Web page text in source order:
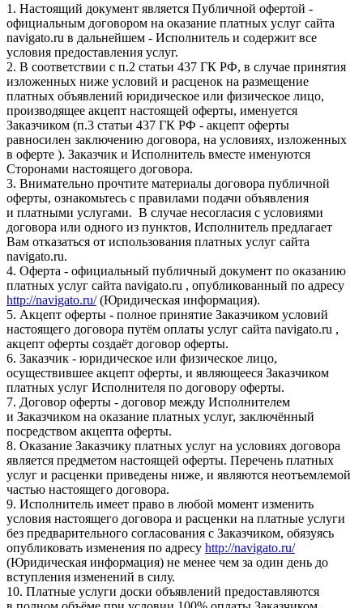
1. Настоящий документ является Публичной офертой -
официальным договором на оказание платных услуг сайта
navigato.ru в дальнейшем - Исполнитель и содержит все
условия предоставления услуг.
2. В соответствии с п.2 статьи 437 ГК РФ, в случае принятия
изложенных ниже условий и расценок на размещение
платных объявлений юридическое или физическое лицо,
производящее акцепт настоящей оферты, именуется
Заказчиком (п.3 статьи 437 ГК РФ - акцепт оферты
равносилен заключению договора, на условиях, изложенных
в оферте ). Заказчик и Исполнитель вместе именуются
Сторонами настоящего договора.
3. Внимательно прочтите материалы договора публичной
оферты, ознакомьтесь с правилами подачи объявления
и платными услугами. В случае несогласия с условиями
договора или одного из пунктов, Исполнитель предлагает
Вам отказаться от использования платных услуг сайта
navigato.ru.
4. Оферта - официальный публичный документ по оказанию
платных услуг сайта navigato.ru , опубликованный по адресу
http://navigato.ru/(Юридическая информация).
5. Акцепт оферты - полное принятие Заказчиком условий
настоящего договора путём оплаты услуг сайта navigato.ru ,
акцепт оферты создаёт договор оферты.
6. Заказчик - юридическое или физическое лицо,
осуществившее акцепт оферты, и являющееся Заказчиком
платных услуг Исполнителя по договору оферты.
7. Договор оферты - договор между Исполнителем
и Заказчиком на оказание платных услуг, заключённый
посредством акцепта оферты.
8. Оказание Заказчику платных услуг на условиях договора
является предметом настоящей оферты. Перечень платных
услуг и расценки приведены ниже, и являются неотъемлемой
частью настоящего договора.
9. Исполнитель имеет право в любой момент изменить
условия настоящего договора и расценки на платные услуги
без предварительного согласования с Заказчиком, обязуясь
опубликовать изменения по адресу http://navigato.ru/
(Юридическая информация) не менее чем за один день до
вступления изменений в силу.
10. Платные услуги доски объявлений предоставляются